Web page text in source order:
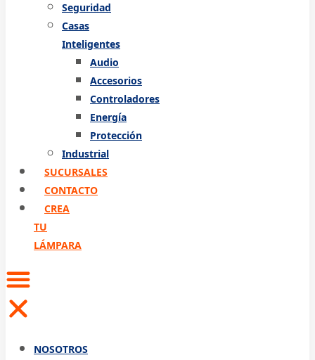
Seguridad
Casas
Inteligentes
Audio
Accesorios
Controladores
Energía
Protección
Industrial
SUCURSALES
CONTACTO
CREA
TU
LÁMPARA
NOSOTROS